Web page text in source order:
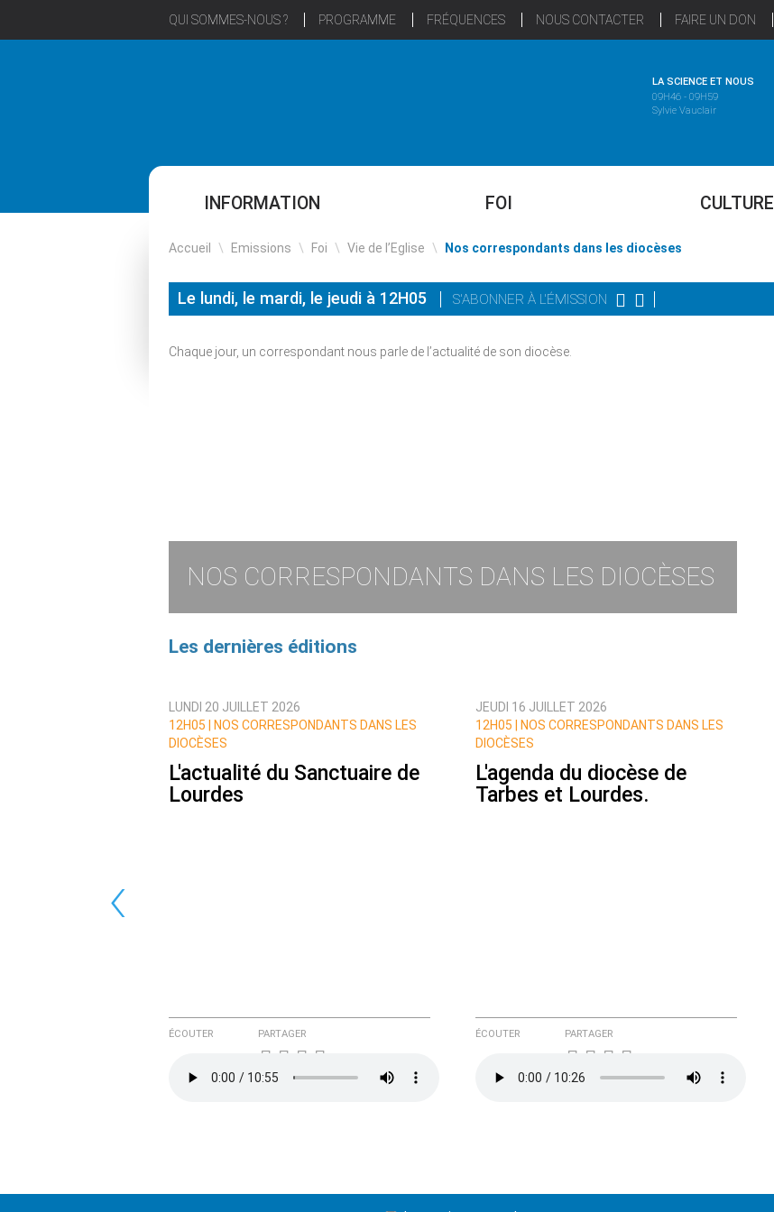
QUI SOMMES-NOUS ? PROGRAMME FRÉQUENCES NOUS CONTACTER FAIRE UN DON
LA SCIENCE ET NOUS
09H46 - 09H59
Sylvie Vauclair
INFORMATION FOI CULTURE
Accueil \ Emissions \ Foi \ Vie de l’Eglise \ Nos correspondants dans les diocèses
Le lundi, le mardi, le jeudi à 12H05 S'ABONNER À L'ÉMISSION
NOS CORRESPONDANTS DANS LES DIOCÈSES
Chaque jour, un correspondant nous parle de l’actualité de son diocèse.
Les dernières éditions
‹
LUNDI 20 JUILLET 2026
12H05 |
NOS CORRESPONDANTS DANS LES
DIOCÈSES
L'actualité du Sanctuaire de
Lourdes
ÉCOUTER PARTAGER
JEUDI 16 JUILLET 2026
12H05 |
NOS CORRESPONDANTS DANS LES
DIOCÈSES
L'agenda du diocèse de
Tarbes et Lourdes.
ÉCOUTER PARTAGER